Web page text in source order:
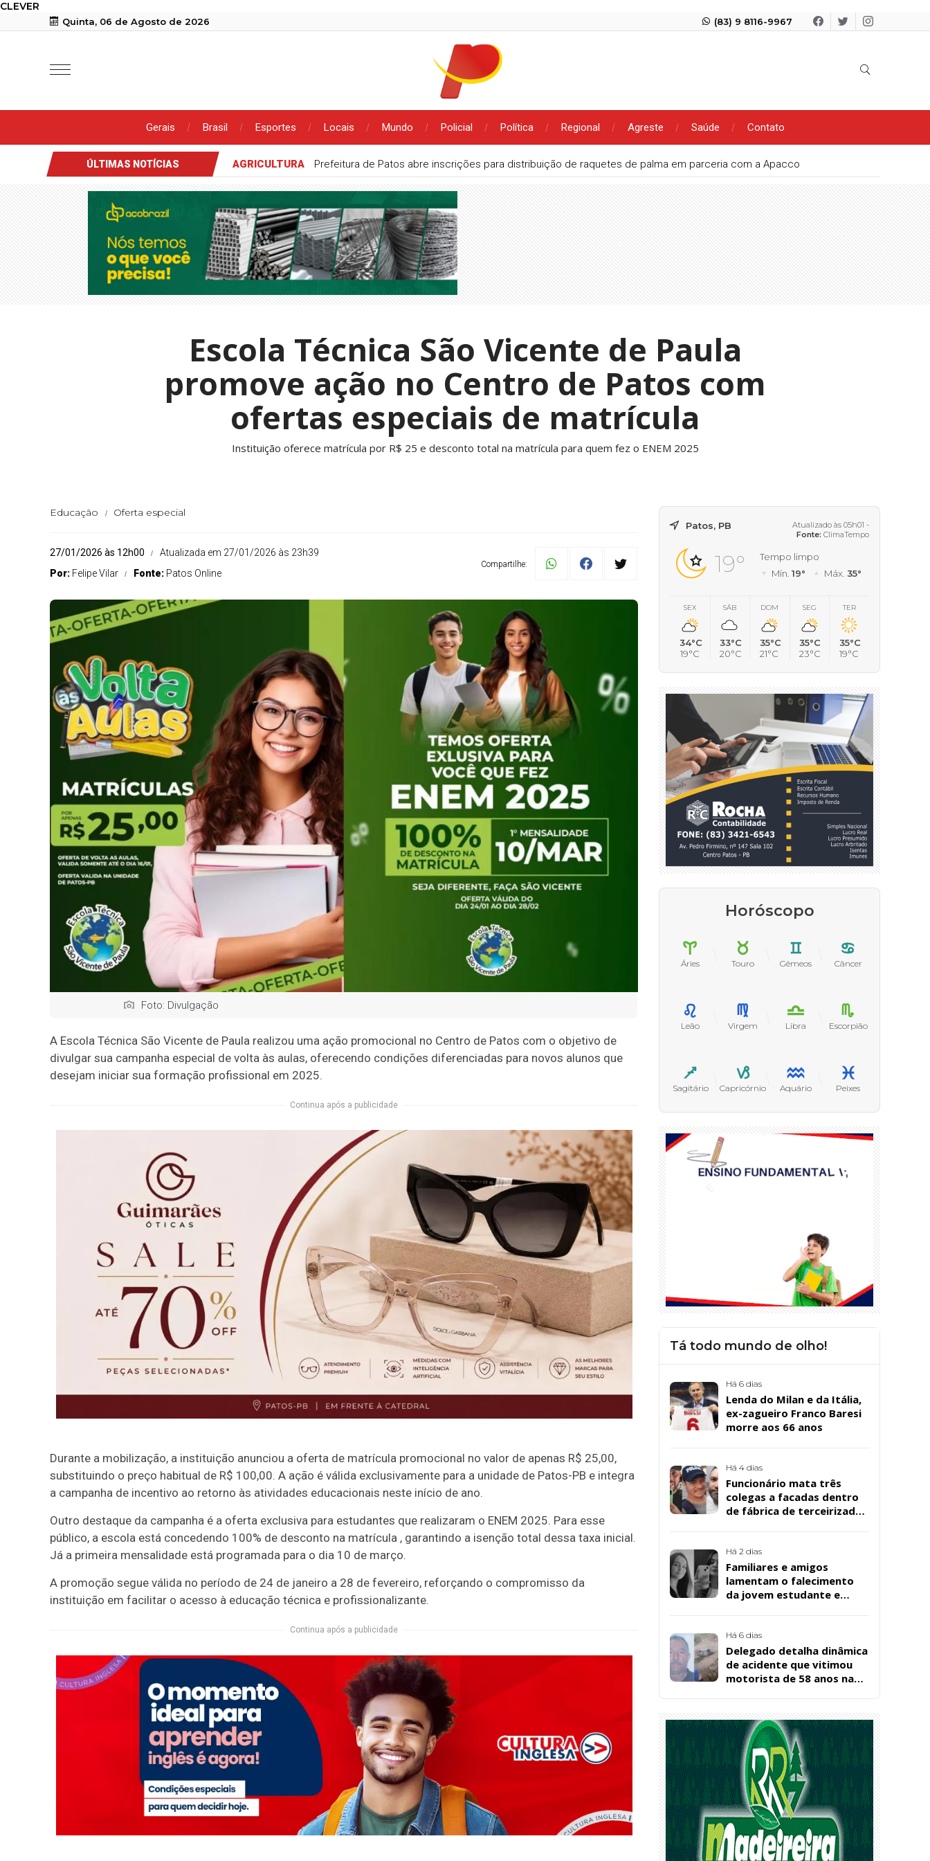
CLEVER
Quinta, 06 de Agosto de 2026 (83) 9 8116-9967
Gerais Brasil Esportes Locais Mundo Policial Política Regional Agreste Saúde Contato
ÚLTIMAS NOTÍCIAS AGRICULTURA Prefeitura de Patos abre inscrições para distribuição de raquetes de palma em parceria com a Apacco
Escola Técnica São Vicente de Paula
promove ação no Centro de Patos com
ofertas especiais de matrícula
Instituição oferece matrícula por R$ 25 e desconto total na matrícula para quem fez o ENEM 2025
Educação Oferta especial
27/01/2026 às 12h00
Atualizada em 27/01/2026 às 23h39
Por: Felipe Vilar Fonte: Patos Online
Compartilhe:
Foto: Divulgação
A Escola Técnica São Vicente de Paula realizou uma ação promocional no Centro de Patos com o objetivo de
divulgar sua campanha especial de volta às aulas, oferecendo condições diferenciadas para novos alunos que
desejam iniciar sua formação profissional em 2025.
Continua após a publicidade
Durante a mobilização, a instituição anunciou a oferta de matrícula promocional no valor de apenas R$ 25,00,
substituindo o preço habitual de R$ 100,00. A ação é válida exclusivamente para a unidade de Patos-PB e integra
a campanha de incentivo ao retorno às atividades educacionais neste início de ano.
Outro destaque da campanha é a oferta exclusiva para estudantes que realizaram o ENEM 2025. Para esse
público, a escola está concedendo 100% de desconto na matrícula , garantindo a isenção total dessa taxa inicial.
Já a primeira mensalidade está programada para o dia 10 de março.
A promoção segue válida no período de 24 de janeiro a 28 de fevereiro, reforçando o compromisso da
instituição em facilitar o acesso à educação técnica e profissionalizante.
Continua após a publicidade
Patos, PB
Atualizado às 05h01 -
Fonte: ClimaTempo
19°
Tempo limpo
Mín. 19° Máx. 35°
SEX
34°C
19°C
SÁB
33°C
20°C
DOM
35°C
21°C
SEG
35°C
23°C
TER
35°C
19°C
Horóscopo
Áries Touro Gêmeos Câncer
Leão Virgem Libra Escorpião
Sagitário Capricórnio Aquário Peixes
Tá todo mundo de olho!
Há 6 dias
Lenda do Milan e da Itália,
ex-zagueiro Franco Baresi
morre aos 66 anos
Há 4 dias
Funcionário mata três
colegas a facadas dentro
de fábrica de terceirizada
Há 2 dias
Familiares e amigos
lamentam o falecimento
da jovem estudante e
Santos, em Patos
Há 6 dias
Delegado detalha dinâmica
de acidente que vitimou
motorista de 58 anos na